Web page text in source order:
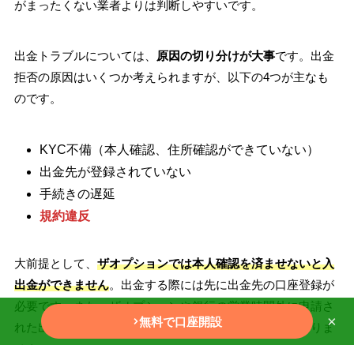
がまったくない業者よりは判断しやすいです。
出金トラブルについては、 原因の切り分けが大事です。出金
拒否の原因はいくつか考えられますが、以下の4つが主なも
のです。
KYC不備（本人確認、住所確認ができていない）
出金先が登録されていない
手続きの遅延
規約違反
大前提として、 ザオプションでは本人確認を済ませないと入
出金ができません。出金する際には先に出金先の口座登録が
必要です。また、ザオプションや銀行の営業時間外に申請さ
れた出金は翌営業日以降の対応になるケースも少なくありま
無料で口座開設 ×